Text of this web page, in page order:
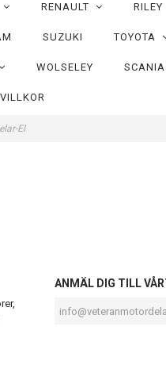
RENAULT RILEY
SUZUKI TOYOTA
WOLSELEY SCANIA
El
ANMÄL DIG TILL